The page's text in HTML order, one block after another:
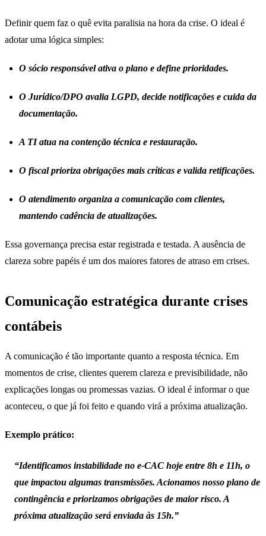
Definir quem faz o quê evita paralisia na hora da crise. O ideal é
adotar uma lógica simples:
O sócio responsável ativa o plano e define prioridades.
O Jurídico/DPO avalia LGPD, decide notificações e cuida da
documentação.
A TI atua na contenção técnica e restauração.
O fiscal prioriza obrigações mais críticas e valida retificações.
O atendimento organiza a comunicação com clientes,
mantendo cadência de atualizações.
Essa governança precisa estar registrada e testada. A ausência de
clareza sobre papéis é um dos maiores fatores de atraso em crises.
Comunicação estratégica durante crises
contábeis
A comunicação é tão importante quanto a resposta técnica. Em
momentos de crise, clientes querem clareza e previsibilidade, não
explicações longas ou promessas vazias. O ideal é informar o que
aconteceu, o que já foi feito e quando virá a próxima atualização.
Exemplo prático:
“Identificamos instabilidade no e-CAC hoje entre 8h e 11h, o
que impactou algumas transmissões. Acionamos nosso plano de
contingência e priorizamos obrigações de maior risco. A
próxima atualização será enviada às 15h.”